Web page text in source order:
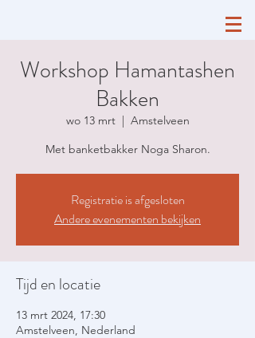
Workshop Hamantashen
Bakken
wo 13 mrt
  |
Amstelveen
Met banketbakker Noga Sharon.
Registratie is afgesloten
Andere evenementen bekijken
Tijd en locatie
13 mrt 2024, 17:30
Amstelveen, Nederland